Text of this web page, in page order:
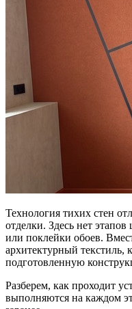
Технология тихих стен
отделки. Здесь нет
или поклейки обоев.
архитектурный текстиль,
подготовленную
Разберем, как проходит
выполняются на каждом